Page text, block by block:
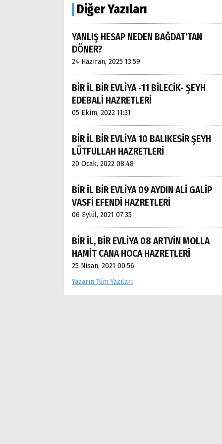
Diğer Yazıları
YANLIŞ HESAP NEDEN BAĞDAT’TAN
DÖNER?
24 Haziran, 2025 13:59
BİR İL BİR EVLİYA -11 BİLECİK- ŞEYH
EDEBALİ HAZRETLERİ
05 Ekim, 2022 11:31
BİR İL BİR EVLİYA 10 BALIKESİR ŞEYH
LÜTFULLAH HAZRETLERİ
20 Ocak, 2022 08:48
BİR İL BİR EVLİYA 09 AYDIN ALİ GALİP
VASFİ EFENDİ HAZRETLERİ
06 Eylül, 2021 07:35
BİR İL, BİR EVLİYA 08 ARTVİN MOLLA
HAMİT CANA HOCA HAZRETLERİ
25 Nisan, 2021 00:56
Yazarın Tüm Yazıları